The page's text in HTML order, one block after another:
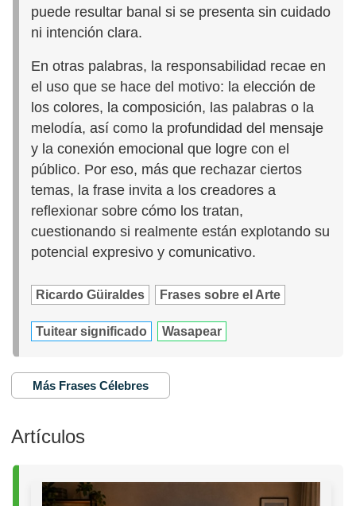
puede resultar banal si se presenta sin cuidado
ni intención clara.
En otras palabras, la responsabilidad recae en
el uso que se hace del motivo: la elección de
los colores, la composición, las palabras o la
melodía, así como la profundidad del mensaje
y la conexión emocional que logre con el
público. Por eso, más que rechazar ciertos
temas, la frase invita a los creadores a
reflexionar sobre cómo los tratan,
cuestionando si realmente están explotando su
potencial expresivo y comunicativo.
Ricardo Güiraldes Frases sobre el Arte
Tuitear significado Wasapear
Más Frases Célebres
Artículos